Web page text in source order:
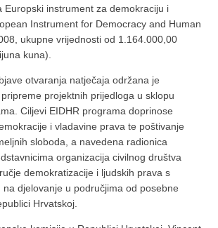
Europski instrument za demokraciju i
Instrument for Democracy and Human
ukupne vrijednosti od 1.164.000,00
kuna).
otvaranja natječaja održana je
projektnih prijedloga u sklopu
Ciljevi EIDHR programa doprinose
i vladavine prava te poštivanje
sloboda, a navedena radionica
organizacija civilnog društva
demokratizacije i ljudskih prava s
na djelovanje u područjima od posebne
Hrvatskoj.